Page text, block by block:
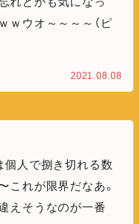
ｗウオ～～～～（ピ
2021.08.08
個人で捌き切れる数
これが限界だなあ。
えそうなのが一番